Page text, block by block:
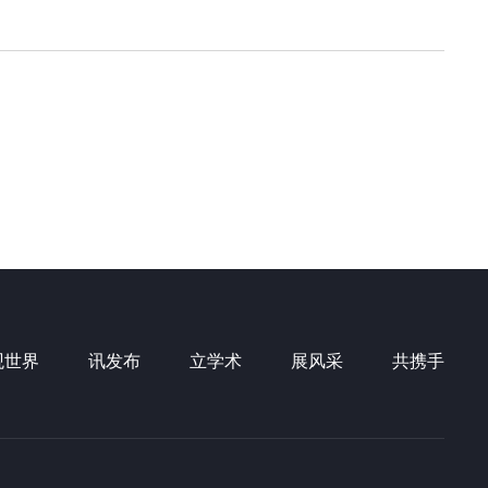
世界 讯发布 立学术 展风采 共携手